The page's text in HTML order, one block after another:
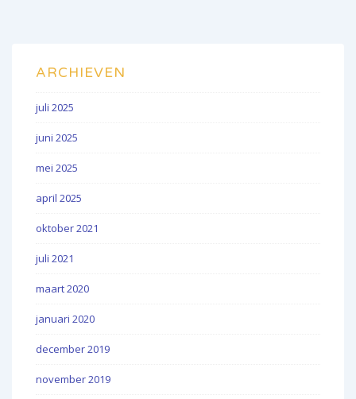
ARCHIEVEN
juli 2025
juni 2025
mei 2025
april 2025
oktober 2021
juli 2021
maart 2020
januari 2020
december 2019
november 2019